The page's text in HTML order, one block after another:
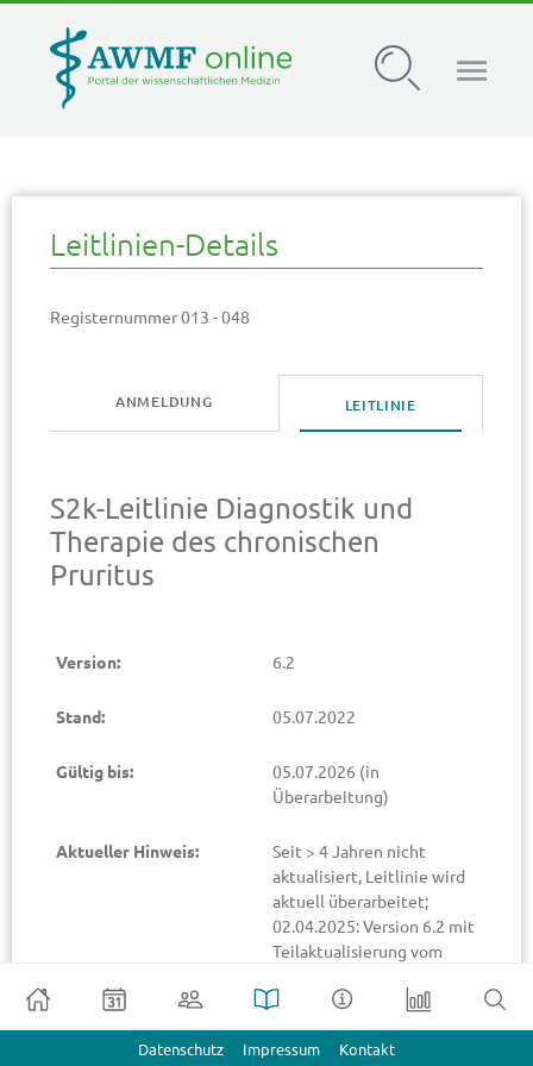
Leitlinien-Details
Registernummer 013 - 048
ANMELDUNG LEITLINIE
S2k-Leitlinie Diagnostik und
Therapie des chronischen
Pruritus
Version: 6.2
Stand: 05.07.2022
Gültig bis: 05.07.2026 (in
Überarbeitung)
Aktueller Hinweis:
Seit > 4 Jahren nicht
aktualisiert, Leitlinie wird
aktuell überarbeitet;
02.04.2025: Version 6.2 mit
Teilaktualisierung vom
Verfügbare Dokumente:
Datenschutz Impressum Kontakt